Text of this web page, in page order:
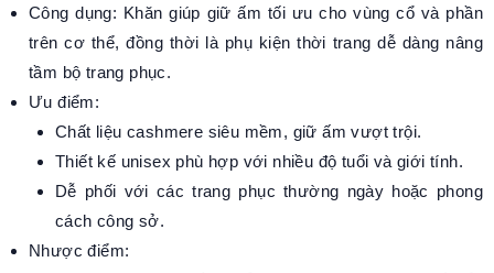
Công dụng: Khăn giúp giữ ấm tối ưu cho vùng cổ và phần
trên cơ thể, đồng thời là phụ kiện thời trang dễ dàng nâng
tầm bộ trang phục.
Ưu điểm:
Chất liệu cashmere siêu mềm, giữ ấm vượt trội.
Thiết kế unisex phù hợp với nhiều độ tuổi và giới tính.
Dễ phối với các trang phục thường ngày hoặc phong
cách công sở.
Nhược điểm: